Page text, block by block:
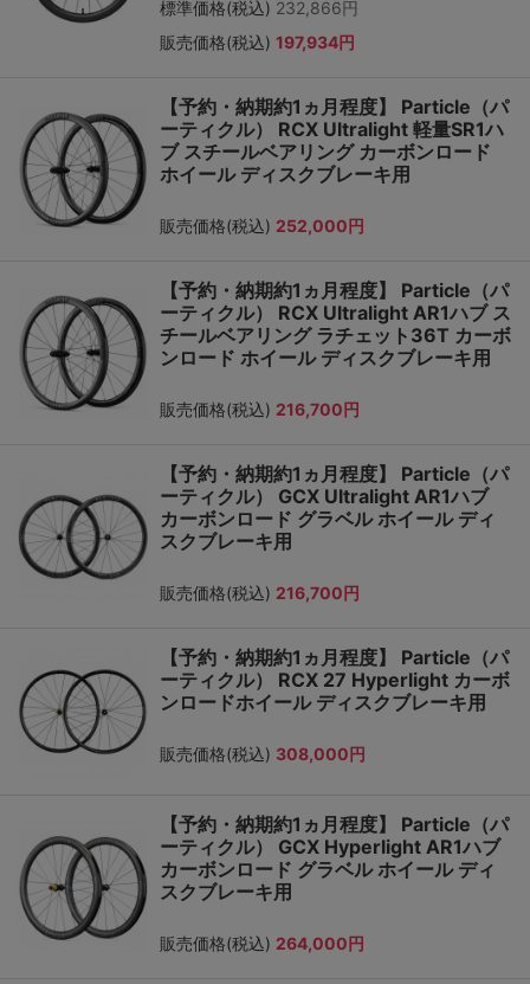
標準価格(税込) 232,866円
販売価格(税込) 197,934円
【予約・納期約1ヵ月程度】 Particle（パ
ーティクル） RCX Ultralight 軽量SR1ハ
ブ スチールベアリング カーボンロード
ホイール ディスクブレーキ用
販売価格(税込) 252,000円
【予約・納期約1ヵ月程度】 Particle（パ
ーティクル） RCX Ultralight AR1ハブ ス
チールベアリング ラチェット36T カーボ
ンロード ホイール ディスクブレーキ用
販売価格(税込) 216,700円
【予約・納期約1ヵ月程度】 Particle（パ
ーティクル） GCX Ultralight AR1ハブ
カーボンロード グラベル ホイール ディ
スクブレーキ用
販売価格(税込) 216,700円
【予約・納期約1ヵ月程度】 Particle（パ
ーティクル） RCX 27 Hyperlight カーボ
ンロードホイール ディスクブレーキ用
販売価格(税込) 308,000円
【予約・納期約1ヵ月程度】 Particle（パ
ーティクル） GCX Hyperlight AR1ハブ
カーボンロード グラベル ホイール ディ
スクブレーキ用
販売価格(税込) 264,000円